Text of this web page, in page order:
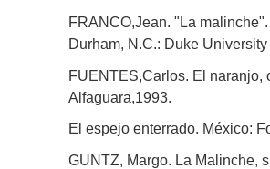
FRANCO,Jean. "La
Durham, N.C.: Duke
FUENTES,Carlos. El naranjo,
Alfaguara,1993.
El espejo enterrado. México:
GUNTZ, Margo. La Malinche,